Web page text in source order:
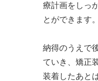
療計画をしっ
とができます。
納得のうえで
ていき、矯正
装着したあと